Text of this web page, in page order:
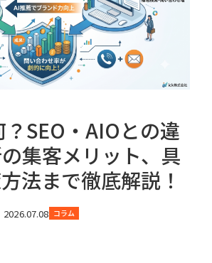
SEO・AIOとの違
集客メリット、具
法まで徹底解説！
2026.07.08 コラム